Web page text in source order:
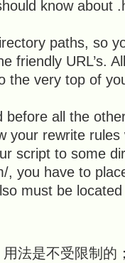
know about
paths, so
friendly URL’s.
the very top of
before all the
your rewrite
script to some
, you have to
must be
法是不受限制的